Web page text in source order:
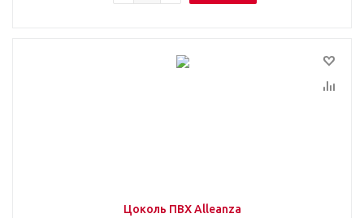
Цоколь ПВХ Alleanza